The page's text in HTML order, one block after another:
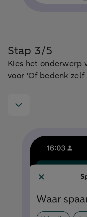
Stap 3/5
Kies het onderwerp
voor 'Of bedenk zelf